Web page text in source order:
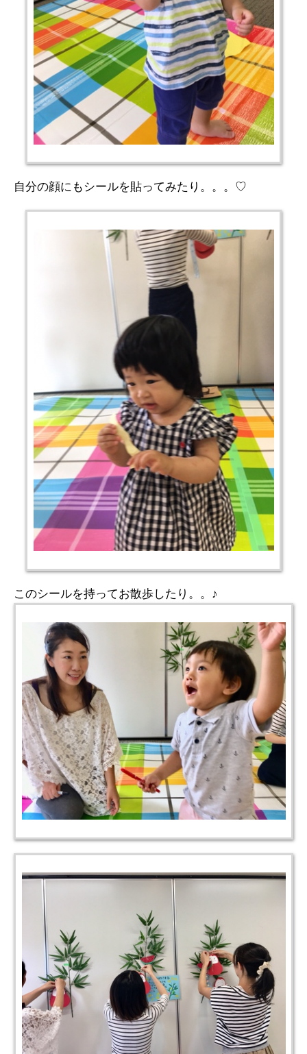
自分の顔にもシールを貼ってみたり。。。♡
このシールを持ってお散歩したり。。♪